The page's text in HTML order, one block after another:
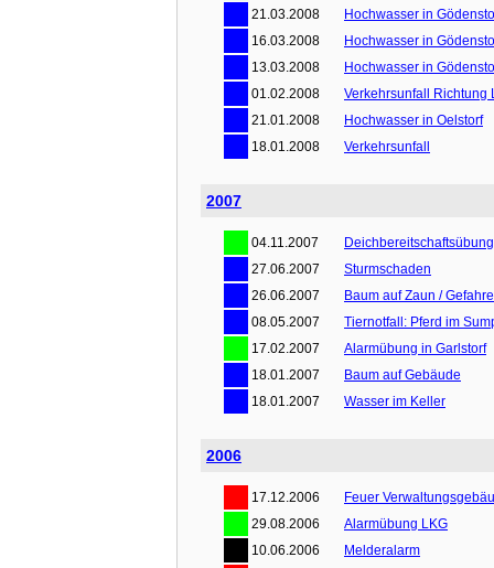
21.03.2008
Hochwasser in
16.03.2008
Hochwasser in
13.03.2008
Hochwasser in
01.02.2008
Verkehrsunfall Richtung
21.01.2008
Hochwasser in Oelstorf
18.01.2008
Verkehrsunfall
2007
04.11.2007
27.06.2007
Sturmschaden
26.06.2007
Baum auf Zaun /
08.05.2007
Tiernotfall: Pferd im
17.02.2007
Alarmübung in Garlstorf
18.01.2007
Baum auf Gebäude
18.01.2007
Wasser im Keller
2006
17.12.2006
Feuer
29.08.2006
Alarmübung LKG
10.06.2006
Melderalarm